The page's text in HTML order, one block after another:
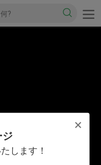
ジ
します！